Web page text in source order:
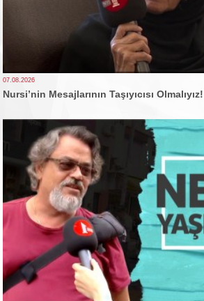
07.08.2026
Nursi’nin Mesajlarının Taşıyıcısı Olmalıyız!